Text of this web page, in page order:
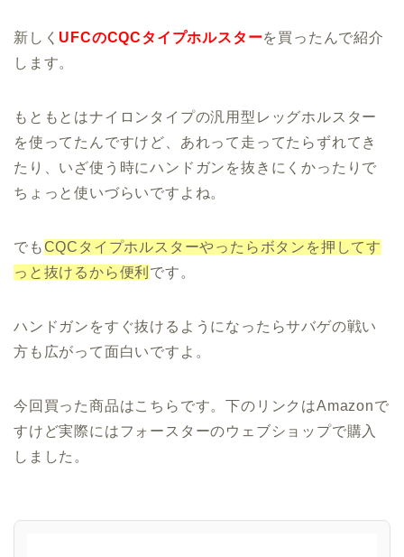
新しく UFCのCQCタイプホルスターを買ったんで紹介
します。
もともとはナイロンタイプの汎用型レッグホルスター
を使ってたんですけど、あれって走ってたらずれてき
たり、いざ使う時にハンドガンを抜きにくかったりで
ちょっと使いづらいですよね。
でもCQCタイプホルスターやったらボタンを押してす
っと抜けるから便利 です。
ハンドガンをすぐ抜けるようになったらサバゲの戦い
方も広がって面白いですよ。
今回買った商品はこちらです。下のリンクはAmazonで
すけど実際にはフォースターのウェブショップで購入
しました。